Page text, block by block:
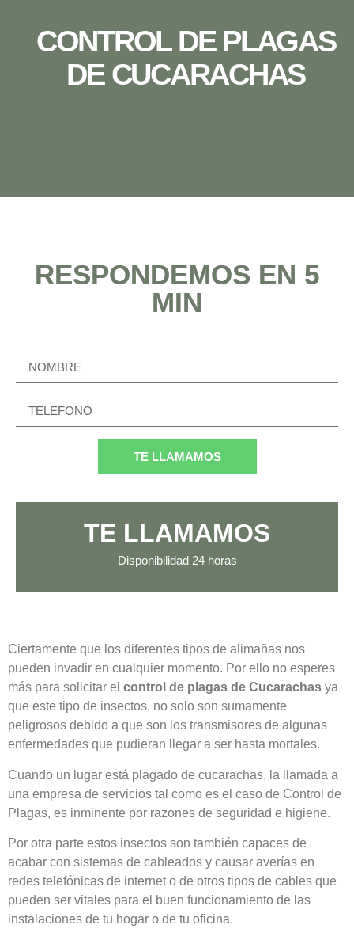
CONTROL DE PLAGAS
DE CUCARACHAS
RESPONDEMOS EN 5
MIN
TE LLAMAMOS
TE LLAMAMOS
Disponibilidad 24 horas
Ciertamente que los diferentes tipos de alimañas nos
pueden invadir en cualquier momento. Por ello no esperes
más para solicitar el control de plagas de Cucarachas ya
que este tipo de insectos, no solo son sumamente
peligrosos debido a que son los transmisores de algunas
enfermedades que pudieran llegar a ser hasta mortales.
Cuando un lugar está plagado de cucarachas, la llamada a
una empresa de servicios tal como es el caso de Control de
Plagas, es inminente por razones de seguridad e higiene.
Por otra parte estos insectos son también capaces de
acabar con sistemas de cableados y causar averías en
redes telefónicas de internet o de otros tipos de cables que
pueden ser vitales para el buen funcionamiento de las
instalaciones de tu hogar o de tu oficina.